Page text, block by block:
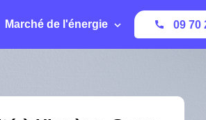
Marché de l'énergie 09 70